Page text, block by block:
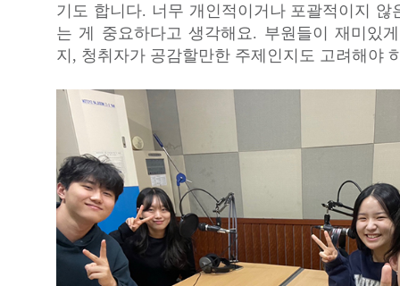
기도 합니다. 너무 개인적이거나 포괄적이지 않
는 게 중요하다고 생각해요. 부원들이 재미있
지, 청취자가 공감할만한 주제인지도 고려해야